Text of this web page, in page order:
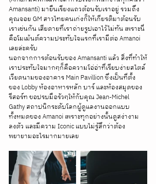
Amansanti) มายืนเรียงแถวต้อนรับเราอยู่ รวมถึง
คุณจอย GM สาวไทยคนเก่งก็ให้เกียรติมาต้อนรับ
เราเช่นกัน เสียดายที่เราถ่ายรูปเอาไว้ไม่ทัน เพราะนี่
คือโมเม้นต์ความประทับใจแรกที่เรามีต่อ Amanoi
เลยล่ะครับ
นอกจากการต้อนรับของ Amansanti แล้ว สิ่งที่ทำให้
เราประทับใจมากๆก็คือความโอ่อ่าที่เรียบง่ายสไตล์
เวียดนามของอาคาร Main Pavillion ซึ่งเป็นที่ตั้ง
ของ Lobby ห้องอาหารหลัก บาร์ และห้องสมุดของ
รีสอร์ท ขอปรบมือรัวๆให้กับคุณ Jean-Michel
Gathy สถาปนิกระดับโลกผู้ดูแลงานออกแบบ
ทั้งหมดของ Amanoi เพราะทุกอย่างนั้นดูสง่างาม
ลงตัว และมีความ Iconic แบบไม่รู้สึกว่าต้อง
พยายามอะไรมากมายเลย